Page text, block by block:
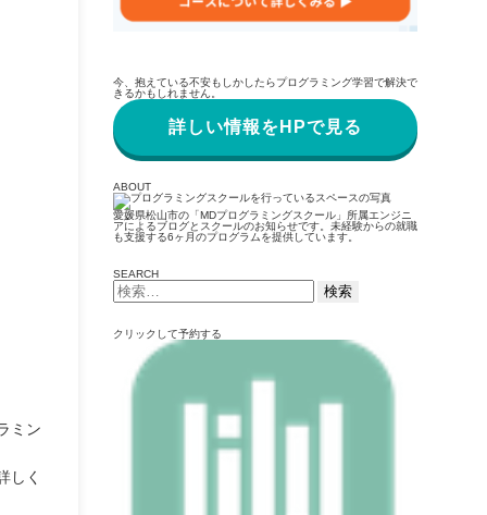
ミン
しく
今、抱えている不安もしかしたらプログラミング学習で解決で
きるかもしれません。
詳しい情報をHPで見る
ABOUT
愛媛県松山市の「MDプログラミングスクール」所属エンジニ
アによるブログとスクールのお知らせです。未経験からの就職
も支援する6ヶ月のプログラムを提供しています。
SEARCH
検
索:
クリックして予約する